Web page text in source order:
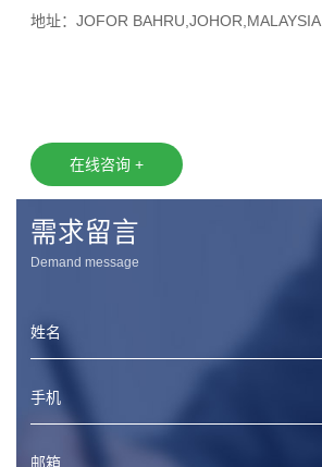
地址：JOFOR BAHRU,JOHOR,MALAYSIA
在线咨询 +
需求留言
Demand message